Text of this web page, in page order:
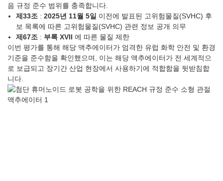
음 규정 준수 범위를 충족합니다.
제33조: 2025년 11월 5일 이전에 발표된 고위험물질(SVHC) 후
보 목록에 따른 고위험물질(SVHC) 관련 정보 공개 의무
제67조: 부록 XVII 에 따른 물질 제한
이번 평가를 통해 해당 액추에이터가 엄격한 유럽 화학 안전 및 환경
기준을 준수함을 확인했으며, 이는 해당 액추에이터가 전 세계적으
로 보급되고 장기간 산업 현장에서 사용하기에 적합함을 뒷받침합
니다.